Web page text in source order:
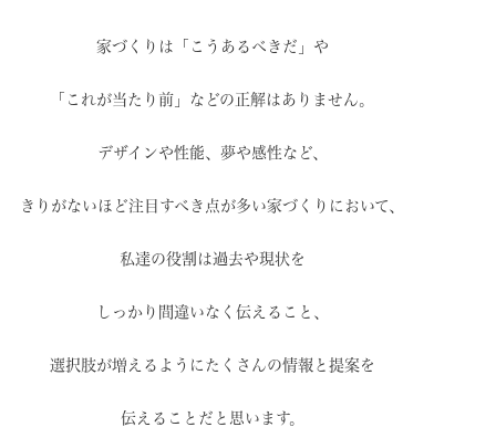
家づくりは「こうあるべきだ」や
「これが当たり前」などの正解はありません。
デザインや性能、夢や感性など、
きりがないほど注目すべき点が多い家づくりにおいて、
私達の役割は過去や現状を
しっかり間違いなく伝えること、
選択肢が増えるように たくさんの情報と提案を
伝えることだと思います。